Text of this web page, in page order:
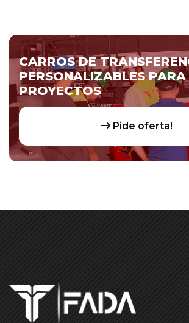
CARROS DE
PERSONALIZABLES PARA
PROYECTOS
Pide oferta!